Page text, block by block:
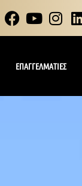
ΕΠΑΓΓΕΛΜΑΤΙΕΣ